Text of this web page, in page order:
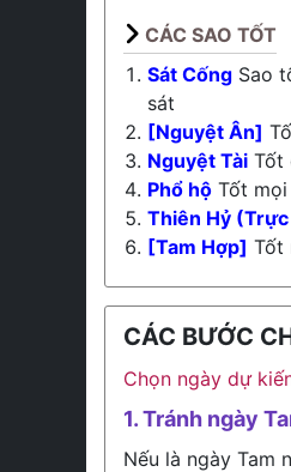
CÁC SAO TỐT
Sát Cống Sao
sát
[Nguyệt Ân]
Nguyệt Tài Tốt
Phổ hộ Tốt
Thiên Hỷ
[Tam Hợp] Tốt
CÁC BƯỚC
Chọn ngày dự
1. Tránh ngày
Nếu là ngày Tam